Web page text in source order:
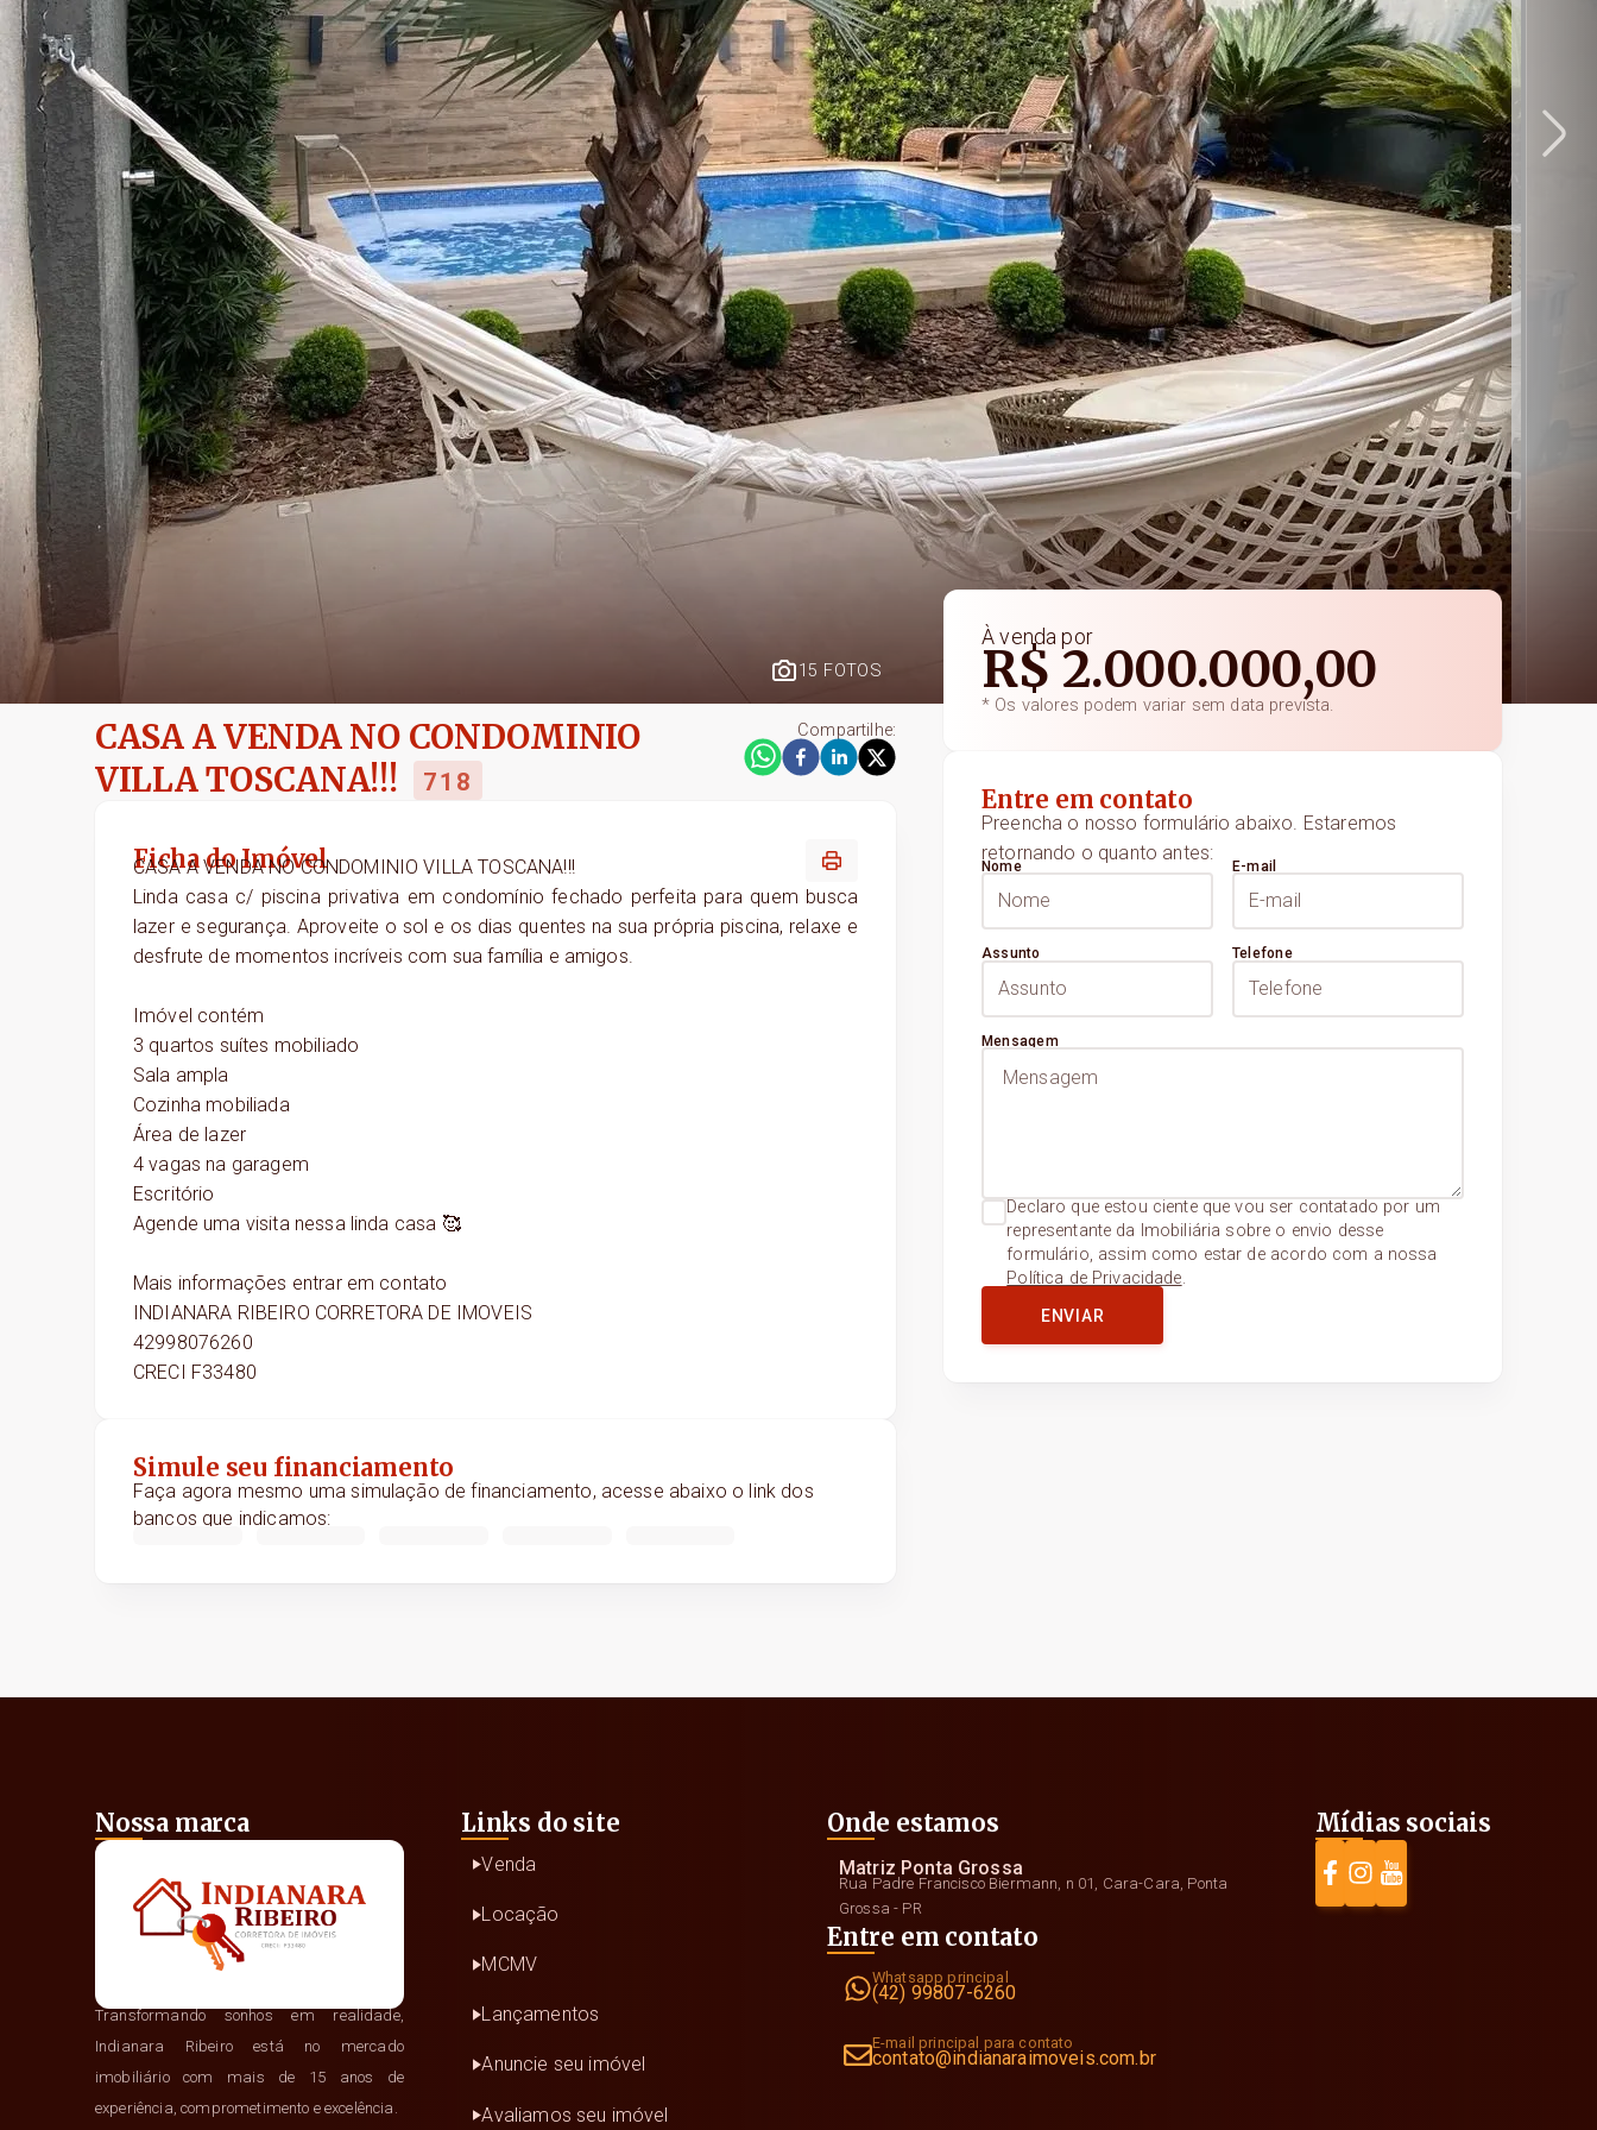
15 FOTOS
CASA A VENDA NO CONDOMINIO
VILLA TOSCANA!!!
718
Compartilhe:
Ficha do Imóvel
CASA A VENDA NO CONDOMINIO VILLA TOSCANA!!!
Linda casa c/ piscina privativa em condomínio fechado perfeita para quem busca
lazer e segurança. Aproveite o sol e os dias quentes na sua própria piscina, relaxe e
desfrute de momentos incríveis com sua família e amigos.
Imóvel contém
3 quartos suítes mobiliado
Sala ampla
Cozinha mobiliada
Área de lazer
4 vagas na garagem
Escritório
Agende uma visita nessa linda casa 🥰
Mais informações entrar em contato
INDIANARA RIBEIRO CORRETORA DE IMOVEIS
42998076260
CRECI F33480
Simule seu financiamento
Faça agora mesmo uma simulação de financiamento, acesse abaixo o link dos
bancos que indicamos:
À venda por
R$ 2.000.000,00
* Os valores podem variar sem data prevista.
Entre em contato
Preencha o nosso formulário abaixo. Estaremos
retornando o quanto antes:
Nome E-mail
Assunto Telefone
Mensagem
Declaro que estou ciente que vou ser contatado por um
representante da Imobiliária sobre o envio desse
formulário, assim como estar de acordo com a nossa
Política de Privacidade.
ENVIAR
Nossa marca
Transformando sonhos em realidade,
Indianara Ribeiro está no mercado
imobiliário com mais de 15 anos de
experiência, comprometimento e excelência.
Links do site
Venda
Locação
MCMV
Lançamentos
Anuncie seu imóvel
Avaliamos seu imóvel
Onde estamos
Matriz Ponta Grossa
Rua Padre Francisco Biermann, n 01, Cara-Cara, Ponta
Grossa - PR
Entre em contato
Whatsapp principal
(42) 99807-6260
E-mail principal para contato
contato@indianaraimoveis.com.br
Mídias sociais